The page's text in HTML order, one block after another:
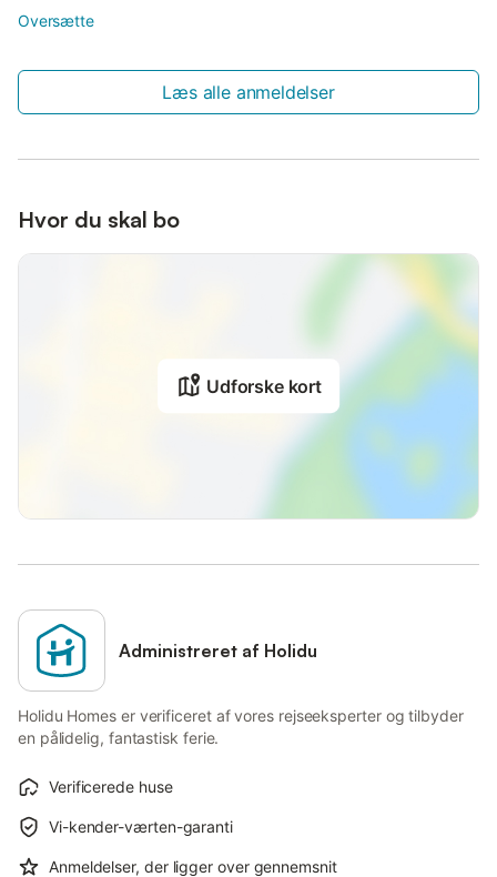
Oversætte
Læs alle anmeldelser
Hvor du skal bo
Udforske kort
Administreret af Holidu
Holidu Homes er verificeret af vores rejseeksperter og tilbyder
en pålidelig, fantastisk ferie.
Verificerede huse
Vi-kender-værten-garanti
Anmeldelser, der ligger over gennemsnit